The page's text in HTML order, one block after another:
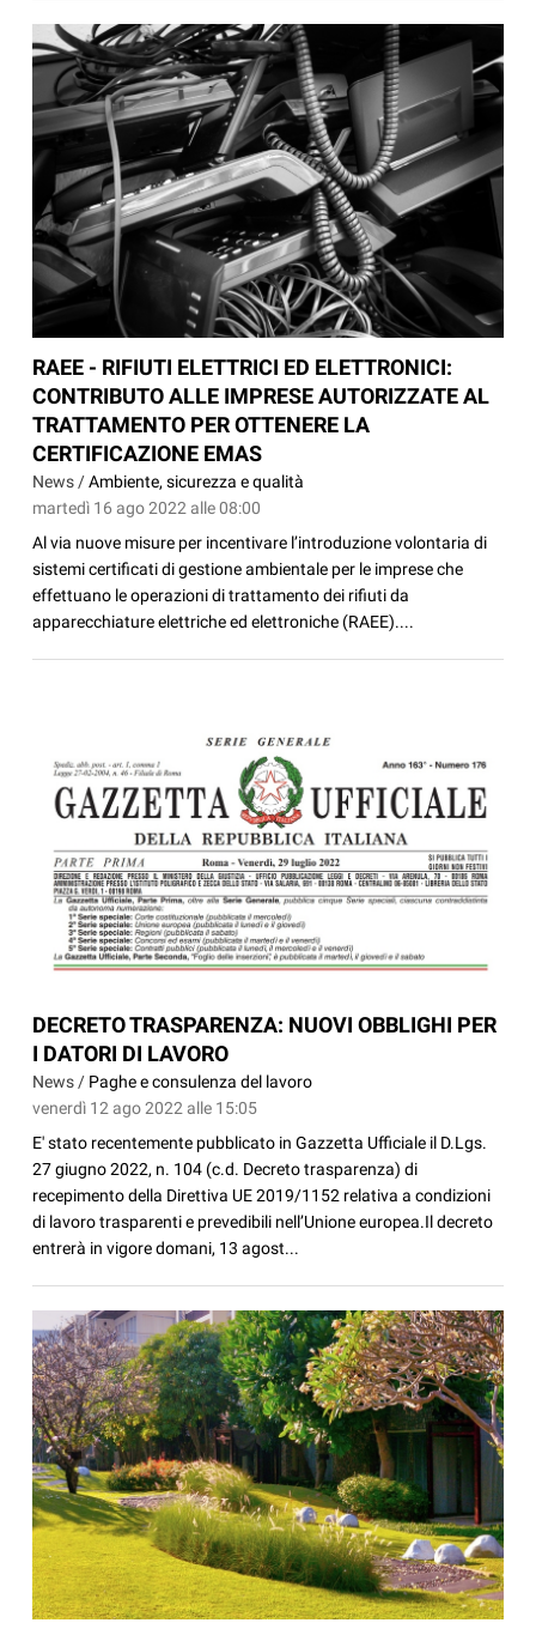
RAEE - RIFIUTI ELETTRICI ED ELETTRONICI:
CONTRIBUTO ALLE IMPRESE AUTORIZZATE AL
TRATTAMENTO PER OTTENERE LA
CERTIFICAZIONE EMAS
News /Ambiente, sicurezza e qualità
martedì 16 ago 2022 alle 08:00
Al via nuove misure per incentivare l’introduzione volontaria di
sistemi certificati di gestione ambientale per le imprese che
effettuano le operazioni di trattamento dei rifiuti da
apparecchiature elettriche ed elettroniche (RAEE)....
DECRETO TRASPARENZA: NUOVI OBBLIGHI PER
I DATORI DI LAVORO
News / Paghe e consulenza del lavoro
venerdì 12 ago 2022 alle 15:05
E' stato recentemente pubblicato in Gazzetta Ufficiale il D.Lgs.
27 giugno 2022, n. 104 (c.d. Decreto trasparenza) di
recepimento della Direttiva UE 2019/1152 relativa a condizioni
di lavoro trasparenti e prevedibili nell’Unione europea.Il decreto
entrerà in vigore domani, 13 agost...